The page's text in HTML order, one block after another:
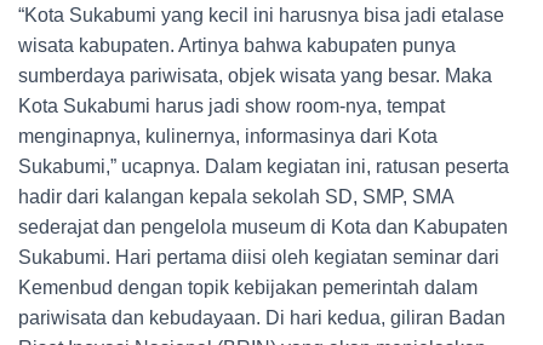
“Kota Sukabumi yang kecil ini harusnya bisa jadi etalase
wisata kabupaten. Artinya bahwa kabupaten punya
sumberdaya pariwisata, objek wisata yang besar. Maka
Kota Sukabumi harus jadi show room-nya, tempat
menginapnya, kulinernya, informasinya dari Kota
Sukabumi,” ucapnya. Dalam kegiatan ini, ratusan peserta
hadir dari kalangan kepala sekolah SD, SMP, SMA
sederajat dan pengelola museum di Kota dan Kabupaten
Sukabumi. Hari pertama diisi oleh kegiatan seminar dari
Kemenbud dengan topik kebijakan pemerintah dalam
pariwisata dan kebudayaan. Di hari kedua, giliran Badan